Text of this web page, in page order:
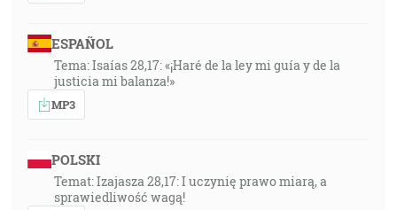
ESPAÑOL
Tema: Isaías 28,17: «¡Haré de la ley mi guía y de la
justicia mi balanza!»
MP3
POLSKI
Temat: Izajasza 28,17: I uczynię prawo miarą, a
sprawiedliwość wagą!